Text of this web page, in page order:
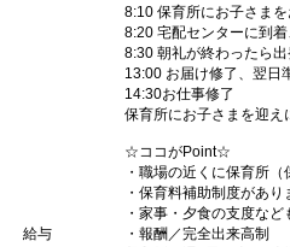
8:10 保育所にお子さまを
8:20 宅配センターに到
8:30 朝礼が終わったら
13:00 お届け修了、翌日
14:30お仕事修了
保育所にお子さまを迎え
☆ココがPoint☆
・職場の近くに保育所
・保育料補助制度があり
・家事・夕食の支度な
給与
・報酬／完全出来高制